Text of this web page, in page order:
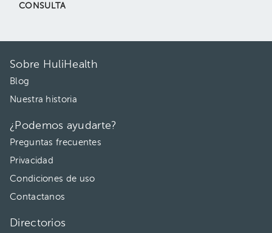
CONSULTA
Sobre HuliHealth
Blog
Nuestra historia
¿Podemos ayudarte?
Preguntas frecuentes
Privacidad
Condiciones de uso
Contactanos
Directorios